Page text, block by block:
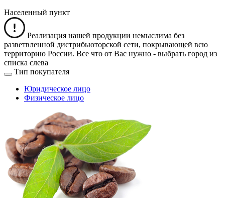
Населенный пункт
Реализация нашей продукции немыслима без
разветвленной дистрибьюторской сети, покрывающей всю
территорию России. Все что от Вас нужно - выбрать город из
списка слева
Тип покупателя
Юридическое лицо
Физическое лицо